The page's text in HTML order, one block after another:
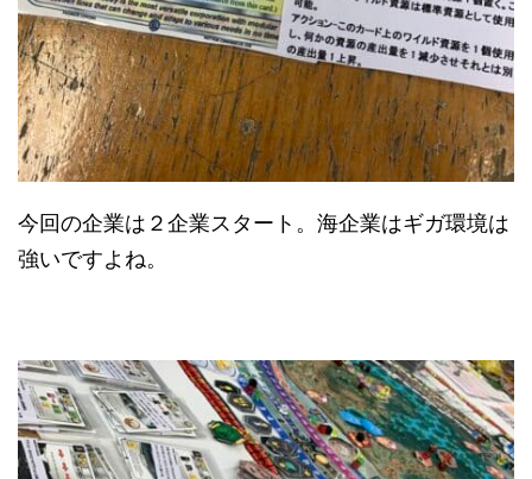
今回の企業は２企業スタート。海企業はギガ環境は
強いですよね。